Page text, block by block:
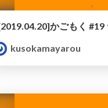
kusokamayarou